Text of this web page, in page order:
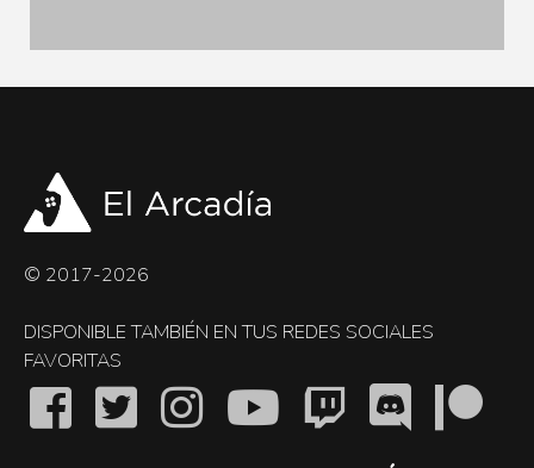
© 2017-2026
DISPONIBLE TAMBIÉN EN TUS REDES SOCIALES
FAVORITAS